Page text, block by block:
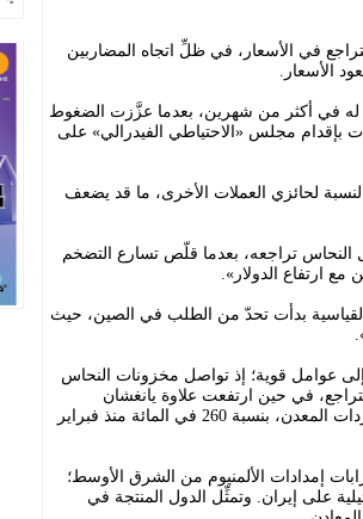
في الأسعار، في ظلِّ اتجاه المضاربين
الأسعار.
له في أكثر من شهرين، بعدما عزَّزت الضغوط
بإقدام مجلس «الاحتياطي الفيدرالي» على
لحائزي العملات الأخرى، ما قد يضعف
تراجعه، بعدما قلّص تسارع التضخم
ارتفاع الدولار».
بدأت تحدّ من الطلب في الصين، حيث
عوامل قوية؛ إذ تواصل مخزونات النحاس
في حين ارتفعت علاوة يانغشان
للنحاس، التي تُعدُّ مؤشراً على قوة الطلب الصيني على واردات المعدن، بنسبة 260 في المائة منذ فبراير
إمدادات الألمنيوم من الشرق الأوسط؛
على إيران. وتمثِّل الدول المنتجة في